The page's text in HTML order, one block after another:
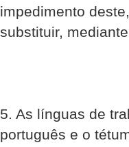
impedimento
substituir,
5. As línguas de
português e o